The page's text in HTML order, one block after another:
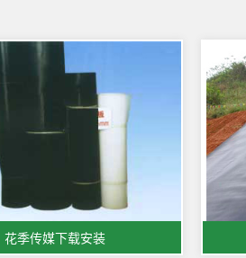
花季传媒下载安装